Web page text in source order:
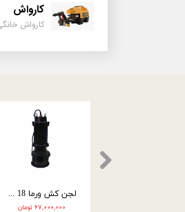
کارواش
اره موتوری فونته 45 سانتی 57 سی سی FON02
۱۲,۵۰۰,۰۰۰ تومان